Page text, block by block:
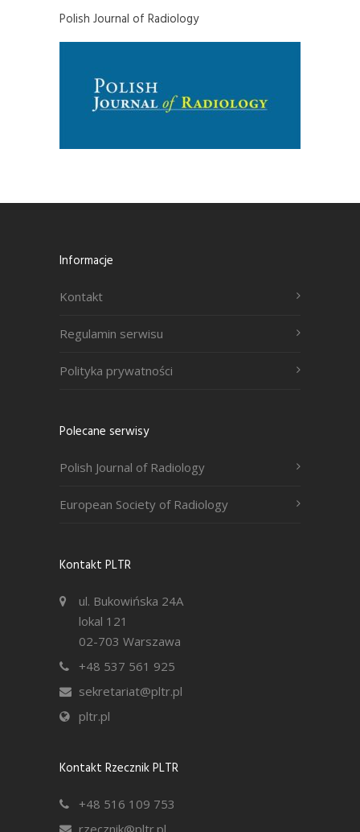
Polish Journal of Radiology
Informacje
Kontakt
Regulamin serwisu
Polityka prywatności
Polecane serwisy
Polish Journal of Radiology
European Society of Radiology
Kontakt PLTR
ul. Bukowińska 24A
lokal 121
02-703 Warszawa
+48 537 561 925
sekretariat@pltr.pl
pltr.pl
Kontakt Rzecznik PLTR
+48 516 109 753
rzecznik@pltr.pl